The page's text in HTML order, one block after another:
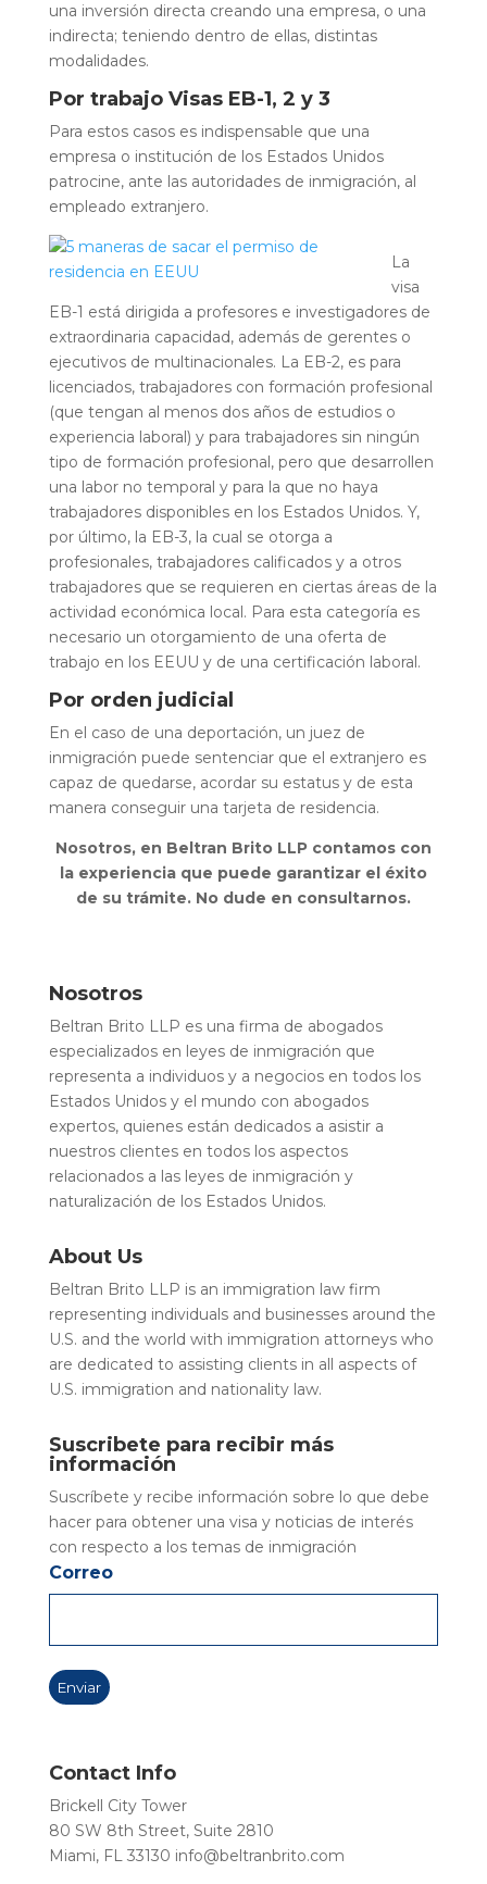
una inversión directa creando una empresa, o una
indirecta; teniendo dentro de ellas, distintas
modalidades.
Por trabajo Visas EB-1, 2 y 3
Para estos casos es indispensable que una
empresa o institución de los Estados Unidos
patrocine, ante las autoridades de inmigración, al
empleado extranjero.
La
visa
EB-1 está dirigida a profesores e investigadores de
extraordinaria capacidad, además de gerentes o
ejecutivos de multinacionales. La EB-2, es para
licenciados, trabajadores con formación profesional
(que tengan al menos dos años de estudios o
experiencia laboral) y para trabajadores sin ningún
tipo de formación profesional, pero que desarrollen
una labor no temporal y para la que no haya
trabajadores disponibles en los Estados Unidos. Y,
por último, la EB-3, la cual se otorga a
profesionales, trabajadores calificados y a otros
trabajadores que se requieren en ciertas áreas de la
actividad económica local. Para esta categoría es
necesario un otorgamiento de una oferta de
trabajo en los EEUU y de una certificación laboral.
Por orden judicial
En el caso de una deportación, un juez de
inmigración puede sentenciar que el extranjero es
capaz de quedarse, acordar su estatus y de esta
manera conseguir una tarjeta de residencia.
Nosotros, en Beltran Brito LLP contamos con
la experiencia que puede garantizar el éxito
de su trámite. No dude en consultarnos.
Nosotros
Beltran Brito LLP es una firma de abogados
especializados en leyes de inmigración que
representa a individuos y a negocios en todos los
Estados Unidos y el mundo con abogados
expertos, quienes están dedicados a asistir a
nuestros clientes en todos los aspectos
relacionados a las leyes de inmigración y
naturalización de los Estados Unidos.
About Us
Beltran Brito LLP is an immigration law firm
representing individuals and businesses around the
U.S. and the world with immigration attorneys who
are dedicated to assisting clients in all aspects of
U.S. immigration and nationality law.
Suscribete para recibir más
información
Suscríbete y recibe información sobre lo que debe
hacer para obtener una visa y noticias de interés
con respecto a los temas de inmigración
Correo
Contact Info
Brickell City Tower
80 SW 8th Street, Suite 2810
Miami, FL 33130 info@beltranbrito.com